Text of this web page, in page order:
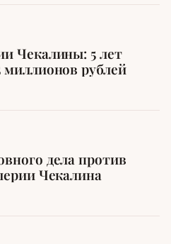
Чекалины: 5 лет
рублей
дела против
Чекалина